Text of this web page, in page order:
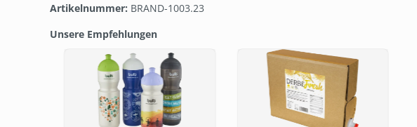
Artikelnummer: BRAND-1003.23
Unsere Empfehlungen
Produktgalerie überspringen